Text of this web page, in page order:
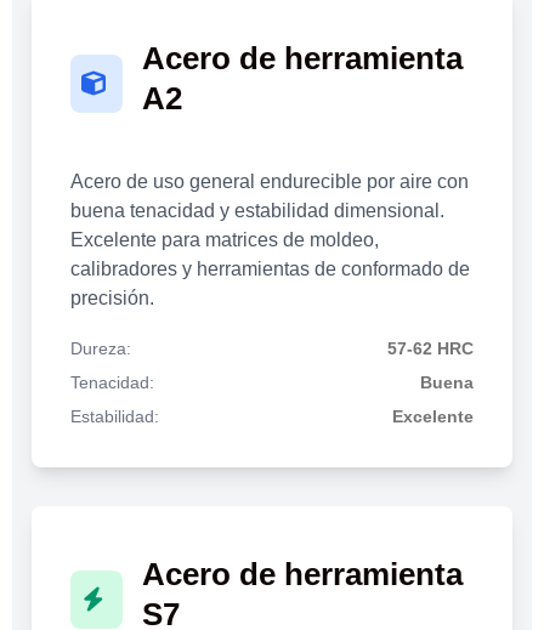
Acero de herramienta
A2
Acero de uso general endurecible por aire con
buena tenacidad y estabilidad dimensional.
Excelente para matrices de moldeo,
calibradores y herramientas de conformado de
precisión.
Dureza:
57-62 HRC
Tenacidad:
Buena
Estabilidad:
Excelente
Acero de herramienta
S7